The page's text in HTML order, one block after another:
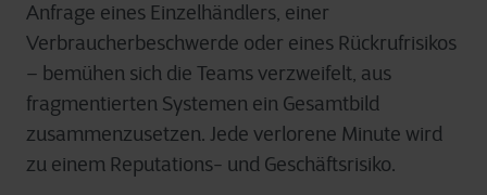
Anfrage eines Einzelhändlers, einer
Verbraucherbeschwerde oder eines Rückrufrisikos
– bemühen sich die Teams verzweifelt, aus
fragmentierten Systemen ein Gesamtbild
zusammenzusetzen. Jede verlorene Minute wird
zu einem Reputations- und Geschäftsrisiko.